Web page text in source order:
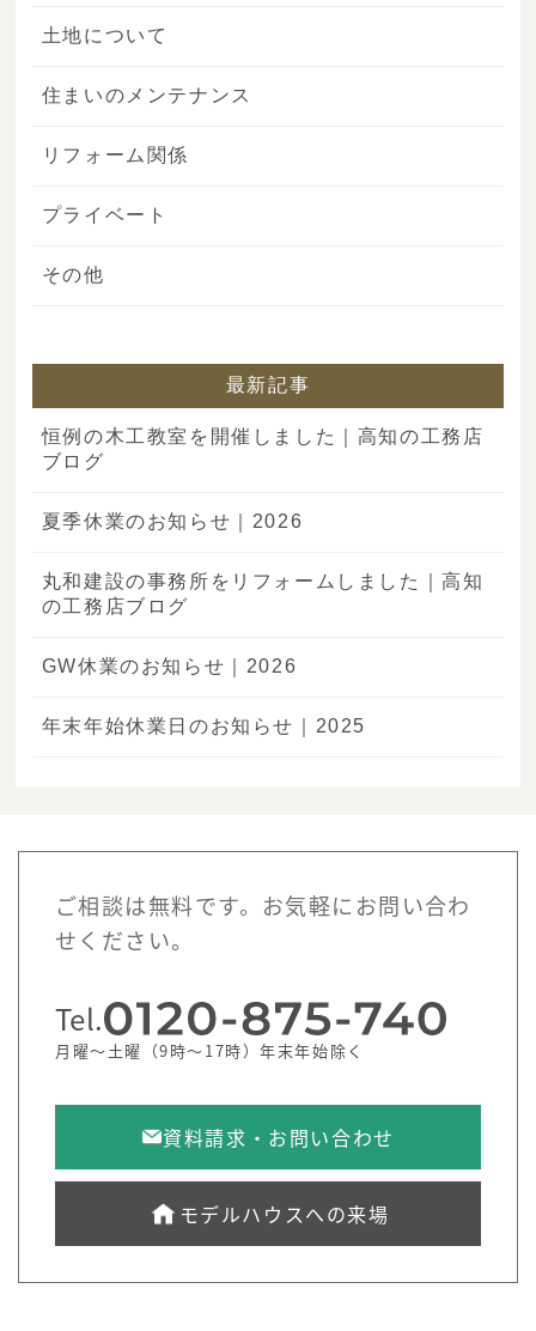
土地について
住まいのメンテナンス
リフォーム関係
プライベート
その他
最新記事
恒例の木工教室を開催しました｜高知の工務店
ブログ
夏季休業のお知らせ｜2026
丸和建設の事務所をリフォームしました｜高知
の工務店ブログ
GW休業のお知らせ｜2026
年末年始休業日のお知らせ｜2025
ご相談は無料です。お気軽にお問い合わ
せください。
Tel.
月曜～土曜（9時～17時）年末年始除く
資料請求・お問い合わせ
モデルハウスへの来場